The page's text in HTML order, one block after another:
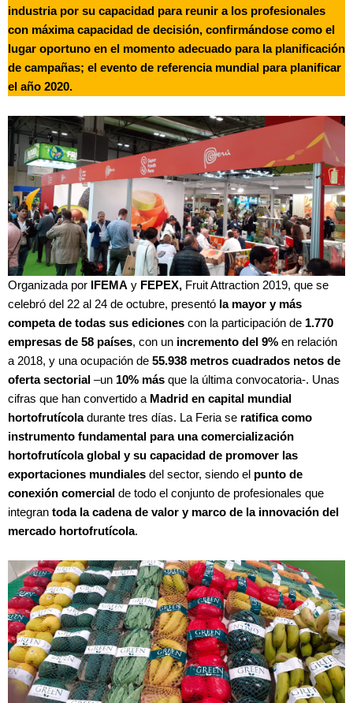
industria por su capacidad para reunir a los profesionales
con máxima capacidad de decisión, confirmándose como el
lugar oportuno en el momento adecuado para la planificación
de campañas; el evento de referencia mundial para planificar
el año 2020.
Organizada por IFEMA y FEPEX, Fruit Attraction 2019, que se
celebró del 22 al 24 de octubre, presentó la mayor y más
competa de todas sus ediciones con la participación de 1.770
empresas de 58 países, con un incremento del 9% en relación
a 2018, y una ocupación de 55.938 metros cuadrados netos de
oferta sectorial –un 10% más que la última convocatoria-. Unas
cifras que han convertido a Madrid en capital mundial
hortofrutícoladurante tres días. La Feria se ratifica como
instrumento fundamental para una comercialización
hortofrutícola global y su capacidad de promover las
exportaciones mundiales del sector, siendo el punto de
conexión comercial de todo el conjunto de profesionales que
integran toda la cadena de valor y marco de la innovación del
mercado hortofrutícola.